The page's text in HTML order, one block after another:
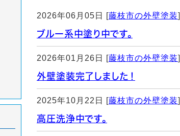
2026年06月05日 [藤枝市の外壁塗装]
ブルー系中塗り中です。
2026年01月26日 [藤枝市の外壁塗装]
外壁塗装完了しました！
2025年10月22日 [藤枝市の外壁塗装]
高圧洗浄中です。